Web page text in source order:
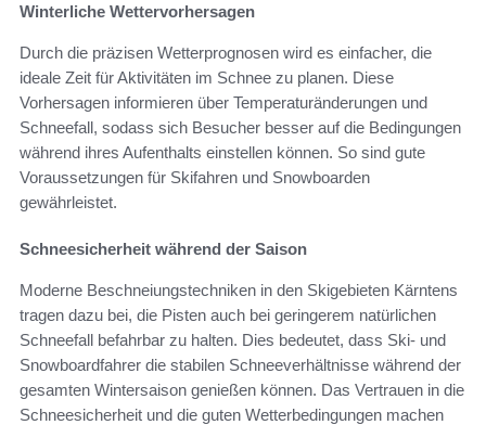
Winterliche Wettervorhersagen
Durch die präzisen Wetterprognosen wird es einfacher, die
ideale Zeit für Aktivitäten im Schnee zu planen. Diese
Vorhersagen informieren über Temperaturänderungen und
Schneefall, sodass sich Besucher besser auf die Bedingungen
während ihres Aufenthalts einstellen können. So sind gute
Voraussetzungen für Skifahren und Snowboarden
gewährleistet.
Schneesicherheit während der Saison
Moderne Beschneiungstechniken in den Skigebieten Kärntens
tragen dazu bei, die Pisten auch bei geringerem natürlichen
Schneefall befahrbar zu halten. Dies bedeutet, dass Ski- und
Snowboardfahrer die stabilen Schneeverhältnisse während der
gesamten Wintersaison genießen können. Das Vertrauen in die
Schneesicherheit und die guten Wetterbedingungen machen